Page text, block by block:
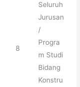
8
Seluruh
Jurusan
/
Progra
m Studi
Bidang
Konstru